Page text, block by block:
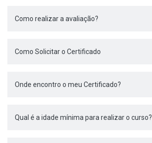
Como realizar a avaliação?
Como Solicitar o Certificado
Onde encontro o meu Certificado?
Qual é a idade mínima para realizar o curso?